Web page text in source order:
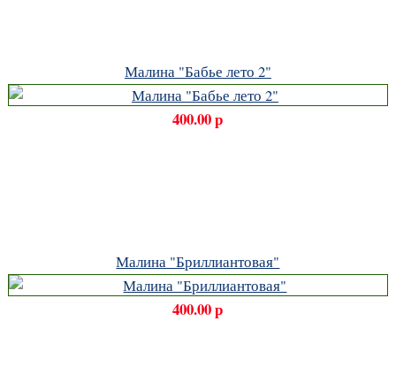
Малина "Бабье лето 2"
400.00 р
Малина "Бриллиантовая"
400.00 р